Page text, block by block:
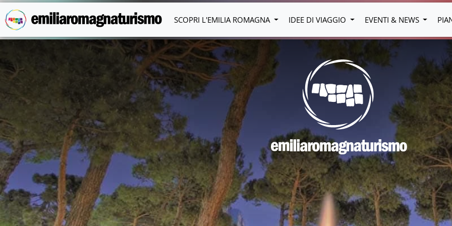
Vai al contenuto principale
SCOPRI L'EMILIA ROMAGNA IDEE DI VIAGGIO EVENTI & NEWS